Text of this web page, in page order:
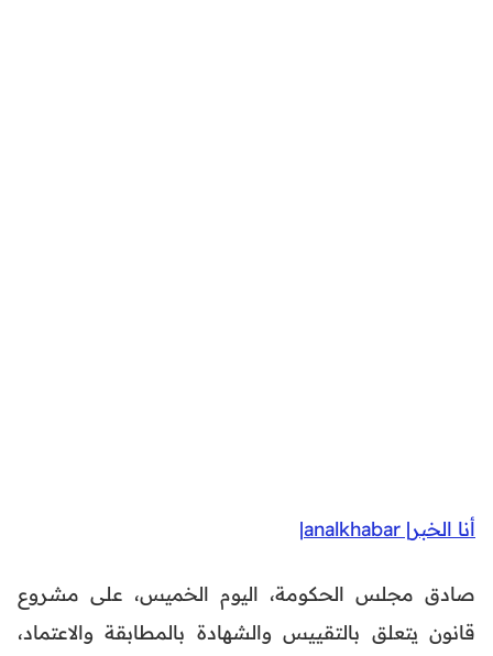
أنا الخبر| analkhabar|
صادق مجلس الحكومة، اليوم الخميس، على مشروع
قانون يتعلق بالتقييس والشهادة بالمطابقة والاعتماد،